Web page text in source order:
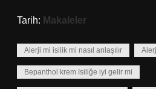
Tarih: Makaleler
Alerji mi isilik mi nasıl anlaşılır
Bepanthol krem Isiliğe iyi gelir mi